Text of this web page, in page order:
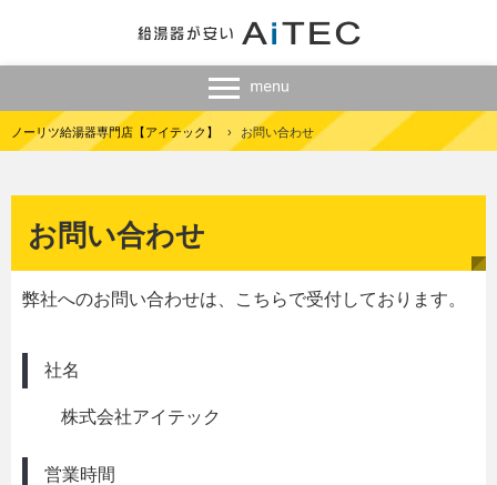
ノーリツ給湯器専門店【アイテック】 › お問い合わせ
お問い合わせ
弊社へのお問い合わせは、こちらで受付しております。
社名
株式会社アイテック
営業時間